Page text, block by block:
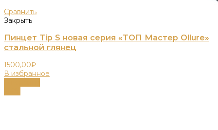
Сравнить
Закрыть
Пинцет Tip S новая серия «ТОП Мастер Ollure»
стальной глянец
1500,00₽
В избранное